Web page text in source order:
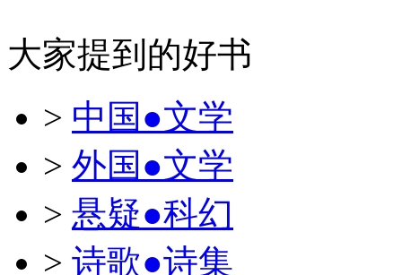
大家提到的好书
> 中国●文学
> 外国●文学
> 悬疑●科幻
> 诗歌●诗集